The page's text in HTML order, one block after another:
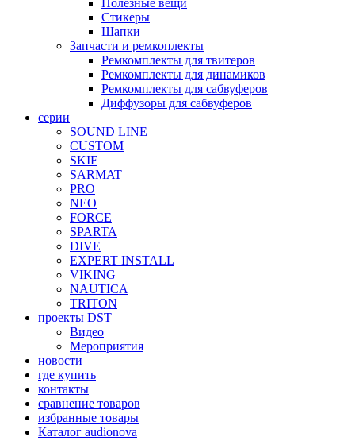
Полезные вещи
Стикеры
Шапки
Запчасти и ремкоплекты
Ремкомплекты для твитеров
Ремкомплекты для динамиков
Ремкомплекты для сабвуферов
Диффузоры для сабвуферов
серии
SOUND LINE
CUSTOM
SKIF
SARMAT
PRO
NEO
FORCE
SPARTA
DIVE
EXPERT INSTALL
VIKING
NAUTICA
TRITON
проекты DST
Видео
Мероприятия
новости
где купить
контакты
сравнение товаров
избранные товары
Каталог audionova